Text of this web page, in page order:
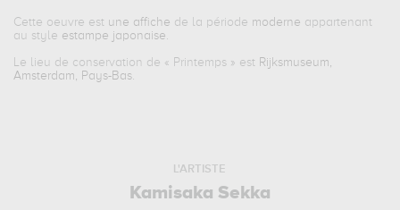
Cette oeuvre est une affiche de la période moderne appartenant
au style estampe japonaise.
Le lieu de conservation de « Printemps » est Rijksmuseum,
Amsterdam, Pays-Bas.
L'ARTISTE
Kamisaka Sekka